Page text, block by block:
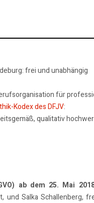
frei und unabhängig
für
Kodex des DFJV:
qualitativ
ab dem 25. Mai
und Salka Schallenberg,